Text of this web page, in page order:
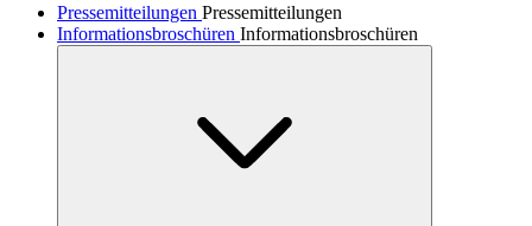
Pressemitteilungen Pressemitteilungen
Informationsbroschüren Informationsbroschüren